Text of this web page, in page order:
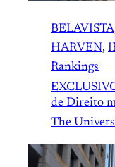
BELAVISTA
HARVEN,
Rankings
de Direito
The